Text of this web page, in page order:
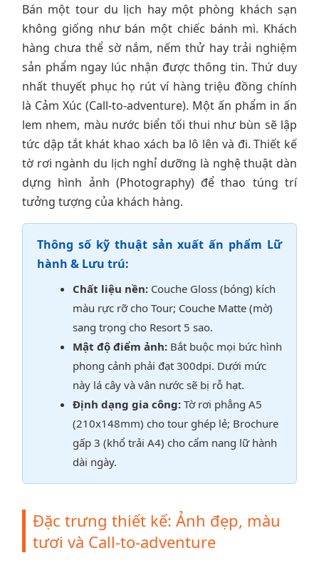
Bán một tour du lịch hay một phòng khách sạn
không giống như bán một chiếc bánh mì. Khách
hàng chưa thể sờ nắm, nếm thử hay trải nghiệm
sản phẩm ngay lúc nhận được thông tin. Thứ duy
nhất thuyết phục họ rút ví hàng triệu đồng chính
là Cảm Xúc (Call-to-adventure). Một ấn phẩm in ấn
lem nhem, màu nước biển tối thui như bùn sẽ lập
tức dập tắt khát khao xách ba lô lên và đi. Thiết kế
tờ rơi ngành du lịch nghỉ dưỡng là nghệ thuật dàn
dựng hình ảnh (Photography) để thao túng trí
tưởng tượng của khách hàng.
Thông số kỹ thuật sản xuất ấn phẩm Lữ
hành & Lưu trú:
Chất liệu nền: Couche Gloss (bóng) kích
màu rực rỡ cho Tour; Couche Matte (mờ)
sang trọng cho Resort 5 sao.
Mật độ điểm ảnh: Bắt buộc mọi bức hình
phong cảnh phải đạt 300dpi. Dưới mức
này lá cây và vân nước sẽ bị rỗ hạt.
Định dạng gia công: Tờ rơi phẳng A5
(210x148mm) cho tour ghép lẻ; Brochure
gấp 3 (khổ trải A4) cho cẩm nang lữ hành
dài ngày.
Đặc trưng thiết kế: Ảnh đẹp, màu
tươi và Call-to-adventure